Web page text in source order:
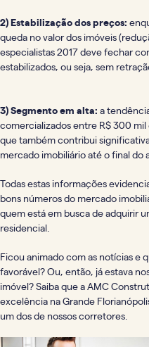
2)Estabilização dos preços:
queda no valor dos imóveis
especialistas 2017 deve fechar
estabilizados, ou seja, sem
3) Segmento em alta: a
comercializados entre R$ 300
que também contribui
mercado imobiliário até o final do
Todas estas informações
bons números do mercado
quem está em busca de adquirir
residencial.
Ficou animado com as notícias e
favorável? Ou, então, já estava
imóvel? Saiba que a AMC
excelência na Grande
um dos de nossos corretores.